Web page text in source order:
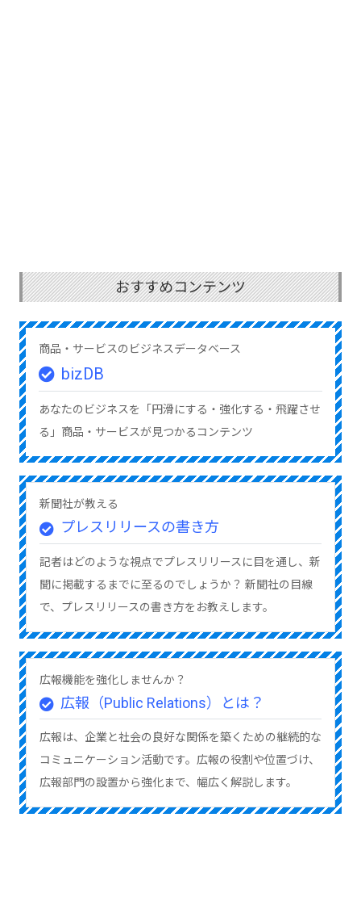
おすすめコンテンツ
商品・サービスのビジネスデータベース
bizDB
あなたのビジネスを「円滑にする・強化する・飛躍させ
る」商品・サービスが見つかるコンテンツ
新聞社が教える
プレスリリースの書き方
記者はどのような視点でプレスリリースに目を通し、新
聞に掲載するまでに至るのでしょうか？ 新聞社の目線
で、プレスリリースの書き方をお教えします。
広報機能を強化しませんか？
広報（Public Relations）とは？
広報は、企業と社会の良好な関係を築くための継続的な
コミュニケーション活動です。広報の役割や位置づけ、
広報部門の設置から強化まで、幅広く解説します。